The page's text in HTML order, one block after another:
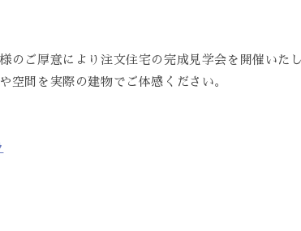
のご厚意により注文住宅の完成見学会を開催いたし
空間を実際の建物でご体感ください。